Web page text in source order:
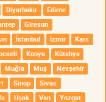
Diyarbakır
Edirne
Giresun
İstanbul İzmir
Kars
Konya
Kütahya
Muğla Muş
Nevşehir
Sinop
Sivas
Uşak Van Yozgat